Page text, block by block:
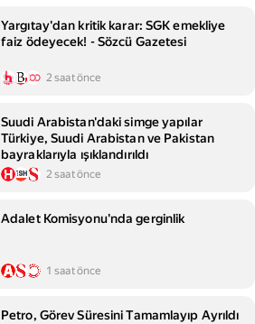
Yargıtay'dan kritik karar: SGK emekliye
faiz ödeyecek! - Sözcü Gazetesi
2 saat önce
Suudi Arabistan'daki simge yapılar
Türkiye, Suudi Arabistan ve Pakistan
bayraklarıyla ışıklandırıldı
2 saat önce
Adalet Komisyonu'nda gerginlik
1 saat önce
Petro, Görev Süresini Tamamlayıp Ayrıldı